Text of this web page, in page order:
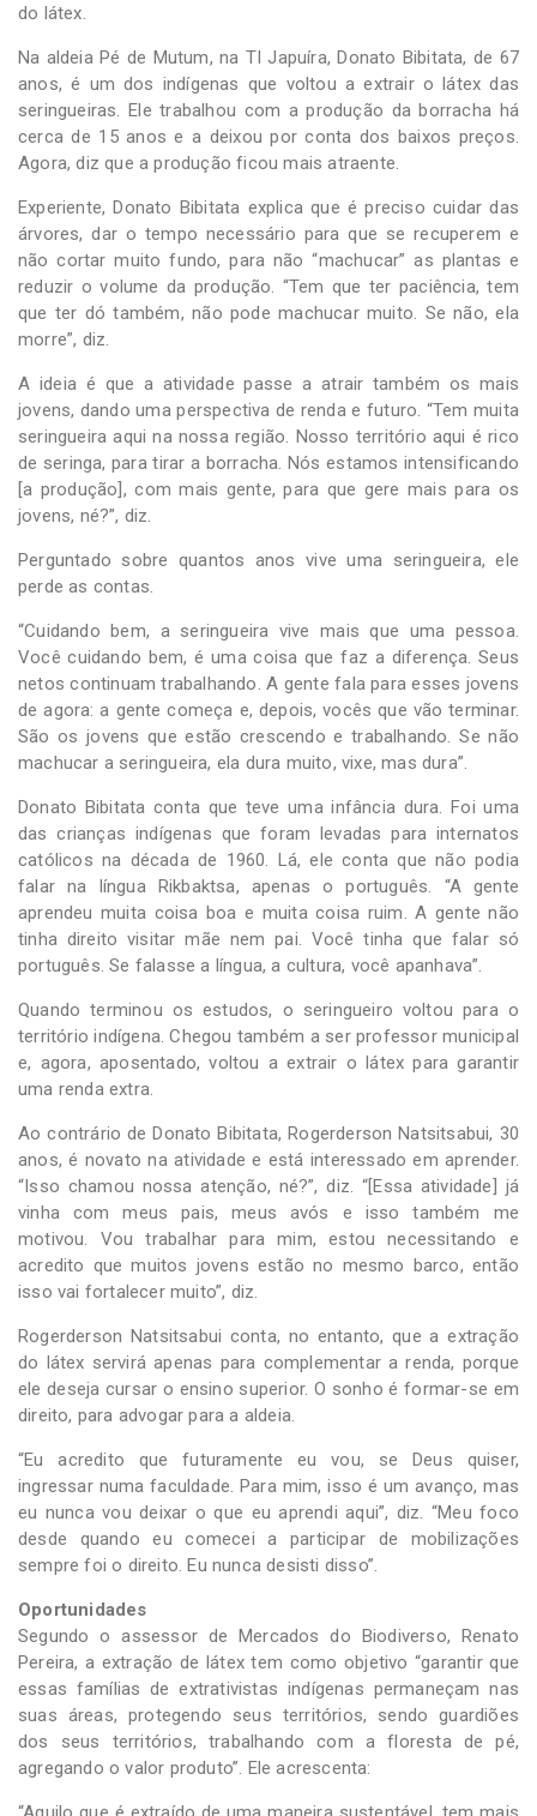
do látex.
Na aldeia Pé de Mutum, na TI Japuíra, Donato Bibitata, de 67
anos, é um dos indígenas que voltou a extrair o látex das
seringueiras. Ele trabalhou com a produção da borracha há
cerca de 15 anos e a deixou por conta dos baixos preços.
Agora, diz que a produção ficou mais atraente.
Experiente, Donato Bibitata explica que é preciso cuidar das
árvores, dar o tempo necessário para que se recuperem e
não cortar muito fundo, para não “machucar” as plantas e
reduzir o volume da produção. “Tem que ter paciência, tem
que ter dó também, não pode machucar muito. Se não, ela
morre”, diz.
A ideia é que a atividade passe a atrair também os mais
jovens, dando uma perspectiva de renda e futuro. “Tem muita
seringueira aqui na nossa região. Nosso território aqui é rico
de seringa, para tirar a borracha. Nós estamos intensificando
[a produção], com mais gente, para que gere mais para os
jovens, né?”, diz.
Perguntado sobre quantos anos vive uma seringueira, ele
perde as contas.
“Cuidando bem, a seringueira vive mais que uma pessoa.
Você cuidando bem, é uma coisa que faz a diferença. Seus
netos continuam trabalhando. A gente fala para esses jovens
de agora: a gente começa e, depois, vocês que vão terminar.
São os jovens que estão crescendo e trabalhando. Se não
machucar a seringueira, ela dura muito, vixe, mas dura”.
Donato Bibitata conta que teve uma infância dura. Foi uma
das crianças indígenas que foram levadas para internatos
católicos na década de 1960. Lá, ele conta que não podia
falar na língua Rikbaktsa, apenas o português. “A gente
aprendeu muita coisa boa e muita coisa ruim. A gente não
tinha direito visitar mãe nem pai. Você tinha que falar só
português. Se falasse a língua, a cultura, você apanhava”.
Quando terminou os estudos, o seringueiro voltou para o
território indígena. Chegou também a ser professor municipal
e, agora, aposentado, voltou a extrair o látex para garantir
uma renda extra.
Ao contrário de Donato Bibitata, Rogerderson Natsitsabui, 30
anos, é novato na atividade e está interessado em aprender.
“Isso chamou nossa atenção, né?”, diz. “[Essa atividade] já
vinha com meus pais, meus avós e isso também me
motivou. Vou trabalhar para mim, estou necessitando e
acredito que muitos jovens estão no mesmo barco, então
isso vai fortalecer muito”, diz.
Rogerderson Natsitsabui conta, no entanto, que a extração
do látex servirá apenas para complementar a renda, porque
ele deseja cursar o ensino superior. O sonho é formar-se em
direito, para advogar para a aldeia.
“Eu acredito que futuramente eu vou, se Deus quiser,
ingressar numa faculdade. Para mim, isso é um avanço, mas
eu nunca vou deixar o que eu aprendi aqui”, diz. “Meu foco
desde quando eu comecei a participar de mobilizações
sempre foi o direito. Eu nunca desisti disso”.
Oportunidades
Segundo o assessor de Mercados do Biodiverso, Renato
Pereira, a extração de látex tem como objetivo “garantir que
essas famílias de extrativistas indígenas permaneçam nas
suas áreas, protegendo seus territórios, sendo guardiões
dos seus territórios, trabalhando com a floresta de pé,
agregando o valor produto”. Ele acrescenta: